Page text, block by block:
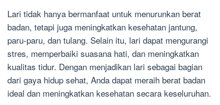
Lari tidak hanya bermanfaat untuk menurunkan berat
badan, tetapi juga meningkatkan kesehatan jantung,
paru-paru, dan tulang. Selain itu, lari dapat mengurangi
stres, memperbaiki suasana hati, dan meningkatkan
kualitas tidur. Dengan menjadikan lari sebagai bagian
dari gaya hidup sehat, Anda dapat meraih berat badan
ideal dan meningkatkan kesehatan secara keseluruhan.